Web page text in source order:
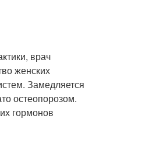
врач
женских
Замедляется
остеопорозом.
гормонов